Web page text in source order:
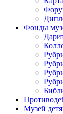
Фонды
Музей